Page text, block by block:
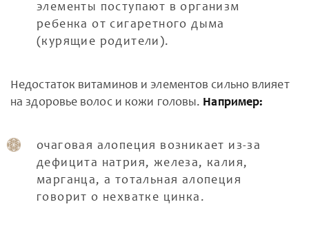
элементы поступают в организм
ребенка от сигаретного дыма
(курящие родители).
Недостаток витаминов и элементов сильно влияет
на здоровье волос и кожи головы. Например:
очаговая алопеция возникает из-за
дефицита натрия, железа, калия,
марганца, а тотальная алопеция
говорит о нехватке цинка.